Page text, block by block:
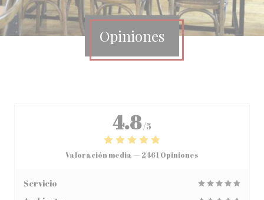
Opiniones
4.8/5
Valoración media —2461 Opiniones
Servicio